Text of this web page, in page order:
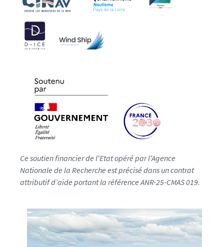
Ce soutien financier de l'Etat opéré par l'Agence
Nationale de la Recherche est précisé dans un contrat
attributif d’aide portant la référence ANR-25-CMAS 019.